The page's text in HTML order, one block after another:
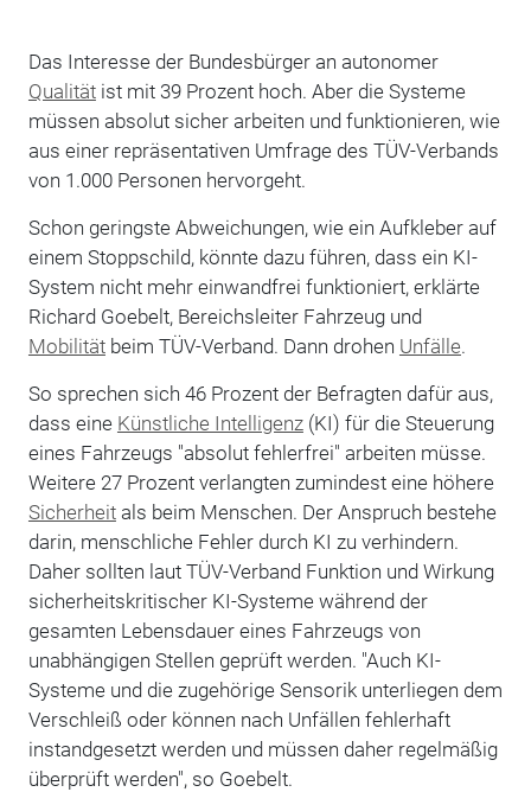
Das Interesse der Bundesbürger an autonomer
Qualitätist mit 39 Prozent hoch. Aber die Systeme
müssen absolut sicher arbeiten und funktionieren, wie
aus einer repräsentativen Umfrage des TÜV-Verbands
von 1.000 Personen hervorgeht.
Schon geringste Abweichungen, wie ein Aufkleber auf
einem Stoppschild, könnte dazu führen, dass ein KI-
System nicht mehr einwandfrei funktioniert, erklärte
Richard Goebelt, Bereichsleiter Fahrzeug und
Mobilitätbeim TÜV-Verband. Dann drohen Unfälle.
So sprechen sich 46 Prozent der Befragten dafür aus,
dass eine Künstliche Intelligenz(KI) für die Steuerung
eines Fahrzeugs "absolut fehlerfrei" arbeiten müsse.
Weitere 27 Prozent verlangten zumindest eine höhere
Sicherheitals beim Menschen. Der Anspruch bestehe
darin, menschliche Fehler durch KI zu verhindern.
Daher sollten laut TÜV-Verband Funktion und Wirkung
sicherheitskritischer KI-Systeme während der
gesamten Lebensdauer eines Fahrzeugs von
unabhängigen Stellen geprüft werden. "Auch KI-
Systeme und die zugehörige Sensorik unterliegen dem
Verschleiß oder können nach Unfällen fehlerhaft
instandgesetzt werden und müssen daher regelmäßig
überprüft werden", so Goebelt.